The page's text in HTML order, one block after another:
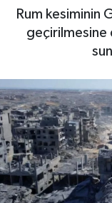
Rum kesiminin
geçirilmesine